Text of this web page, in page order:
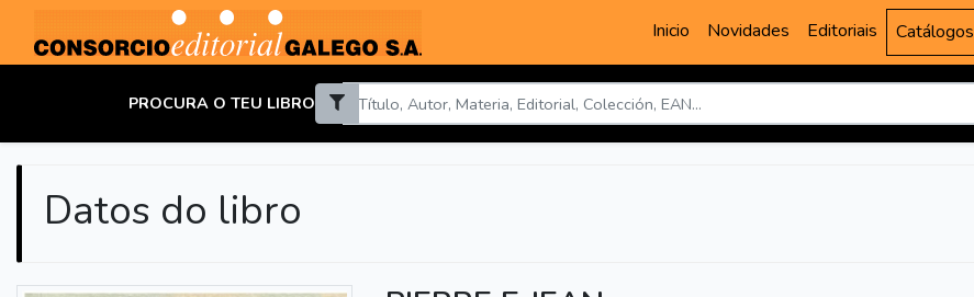
Inicio Novidades Editoriais Catálogos
PROCURA O TEU LIBRO
Datos do libro